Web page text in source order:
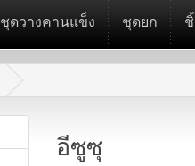
ชุดวางคานแข็ง ชุดยก
อีซูซุ